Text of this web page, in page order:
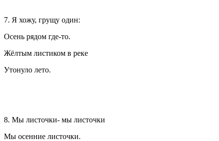
7. Я хожу, грущу один:
Осень рядом где-то.
Жёлтым листиком в реке
Утонуло лето.
8. Мы листочки- мы листочки
Мы осенние листочки.